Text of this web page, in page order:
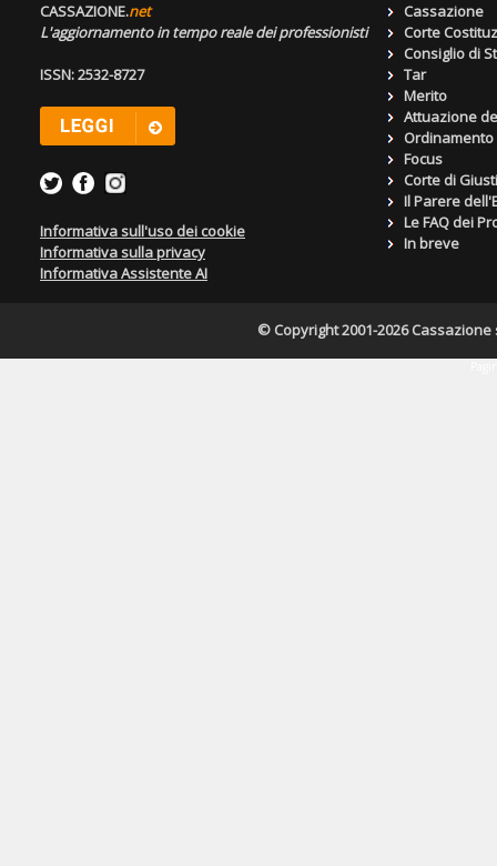
CASSAZIONE.net
L'aggiornamento in tempo reale dei professionisti
ISSN: 2532-8727
Informativa sull'uso dei cookie
Informativa sulla privacy
Informativa Assistente AI
Cassazione
Corte
Consiglio di
Tar
Merito
Attuazione
Focus
Corte di
Il Parere
Le FAQ dei
In breve
© Copyright 2001-2026 Cassazione